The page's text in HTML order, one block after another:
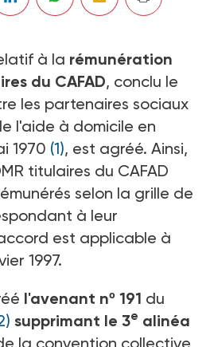
à la rémunération
du CAFAD, conclu le
les partenaires sociaux
l'aide à domicile en
1970 (1), est agréé. Ainsi,
titulaires du CAFAD
selon la grille de
à leur
est applicable à
1997.
l'avenant nº 191 du
supprimant le 3e alinéa
la convention collective